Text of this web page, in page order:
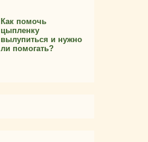
Как помочь
цыпленку
вылупиться и нужно
ли помогать?